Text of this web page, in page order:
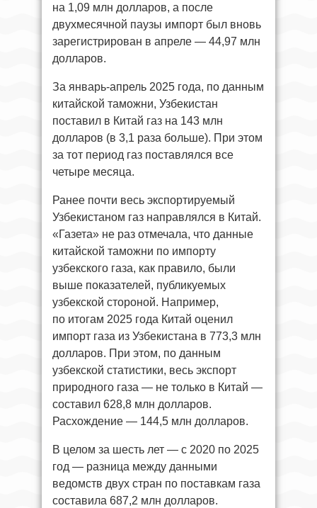
на 1,09 млн долларов, а после
двухмесячной паузы импорт был вновь
зарегистрирован в апреле — 44,97 млн
долларов.
За январь-апрель 2025 года, по данным
китайской таможни, Узбекистан
поставил в Китай газ на 143 млн
долларов (в 3,1 раза больше). При этом
за тот период газ поставлялся все
четыре месяца.
Ранее почти весь экспортируемый
Узбекистаном газ направлялся в Китай.
«Газета» не раз отмечала, что данные
китайской таможни по импорту
узбекского газа, как правило, были
выше показателей, публикуемых
узбекской стороной. Например,
по итогам 2025 года Китай оценил
импорт газа из Узбекистана в 773,3 млн
долларов. При этом, по данным
узбекской статистики, весь экспорт
природного газа — не только в Китай —
составил 628,8 млн долларов.
Расхождение — 144,5 млн долларов.
В целом за шесть лет — с 2020 по 2025
год — разница между данными
ведомств двух стран по поставкам газа
составила 687,2 млн долларов.